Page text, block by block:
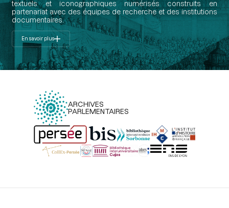
textuels et iconographiques numérisés construits en
partenariat avec des équipes de recherche et des institutions
documentaires.
En savoir plus
ARCHIVES
PARLEMENTAIRES
Menu